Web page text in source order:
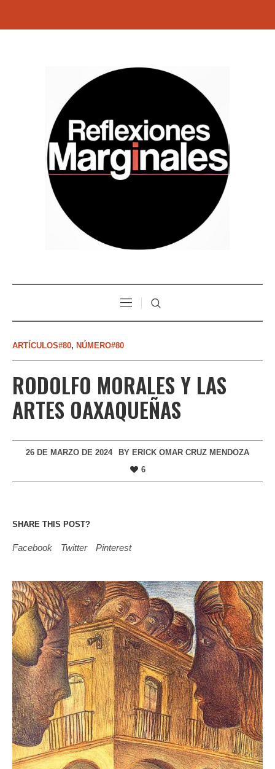
ARTÍCULOS#80, NÚMERO#80
RODOLFO MORALES Y LAS
ARTES OAXAQUEÑAS
26 DE MARZO DE 2024 BY ERICK OMAR CRUZ MENDOZA
6
SHARE THIS POST?
Facebook Twitter Pinterest